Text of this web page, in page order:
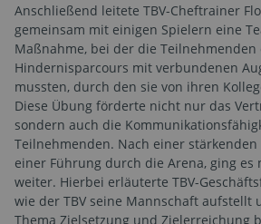
Anschließend leitete TBV-Cheftrainer
gemeinsam mit einigen Spielern eine
Maßnahme, bei der die Teilnehmenden
Hindernisparcours mit verbundenen
mussten, durch den sie von ihren
Diese Übung förderte nicht nur das
sondern auch die
Teilnehmenden. Nach einer
einer Führung durch die Arena, ging es
weiter. Hierbei erläuterte TBV-
wie der TBV seine Mannschaft aufstellt
Thema Zielsetzung und Zielerreichung